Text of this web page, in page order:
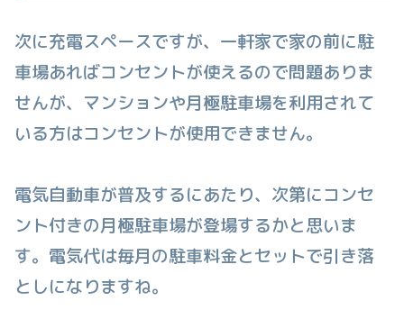
次に充電スペースですが、一軒家で家の前に駐
車場あればコンセントが使えるので問題ありま
せんが、マンションや月極駐車場を利用されて
いる方はコンセントが使用できません。
電気自動車が普及するにあたり、次第にコンセ
ント付きの月極駐車場が登場するかと思いま
す。電気代は毎月の駐車料金とセットで引き落
としになりますね。